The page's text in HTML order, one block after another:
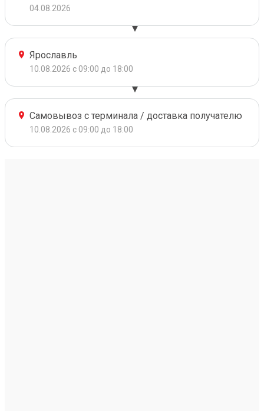
04.08.2026
Ярославль
10.08.2026 с 09:00 до 18:00
Самовывоз с терминала / доставка получателю
10.08.2026 с 09:00 до 18:00